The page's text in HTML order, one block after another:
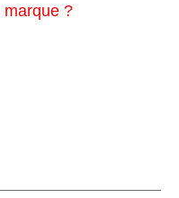
marque ?